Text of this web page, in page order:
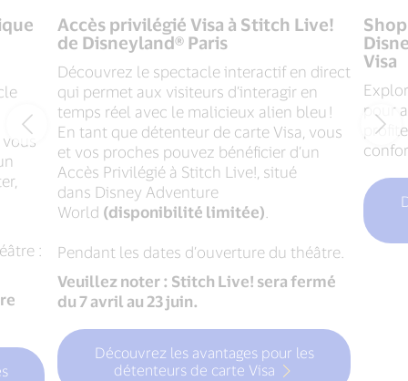
:
Accès privilégié Visa à Stitch Live!
de Disneyland® Paris
Découvrez le spectacle interactif en direct
qui permet aux visiteurs d’interagir en
temps réel avec le malicieux alien bleu !
En tant que détenteur de carte Visa, vous
et vos proches pouvez bénéficier d’un
Accès Privilégié à Stitch Live!, situé
dans Disney Adventure
World (disponibilité limitée)
Pendant les dates d’ouverture du théâtre.
Veuillez noter : Stitch Live! sera fermé
du 7 avril au 23 juin.
Découvrez les avantages pour les
détenteurs de carte Visa
Visa
pour